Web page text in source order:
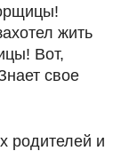
жить
Вот,
свое
родителей и